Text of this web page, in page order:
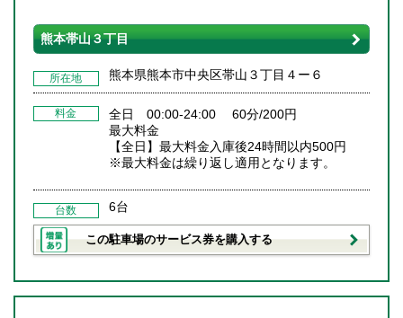
熊本帯山３丁目
所在地 熊本県熊本市中央区帯山３丁目４ー６
料金
全日 00:00-24:00 60分/200円
最大料金
【全日】最大料金入庫後24時間以内500円
※最大料金は繰り返し適用となります。
台数 6台
この駐車場のサービス券を購入する